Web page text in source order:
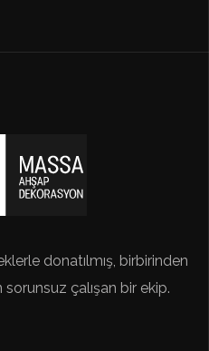
donatılmış, birbirinden
çalışan bir ekip.